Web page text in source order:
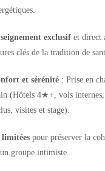
exclusif et direct
clés de la tradition de
et sérénité : Prise en
(Hôtels 4★+, vols internes,
visites et stage).
limitées pour préserver la
groupe intimiste.